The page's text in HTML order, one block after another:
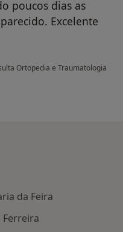
poucos dias as
Excelente
Ortopedia e Traumatologia
da Feira
Ferreira